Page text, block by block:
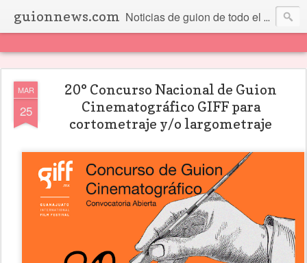
guionnews.com Noticias de guion de todo el mundo... Y más.
MAR
25
20° Concurso Nacional de Guion
Cinematográfico GIFF para
cortometraje y/o largometraje